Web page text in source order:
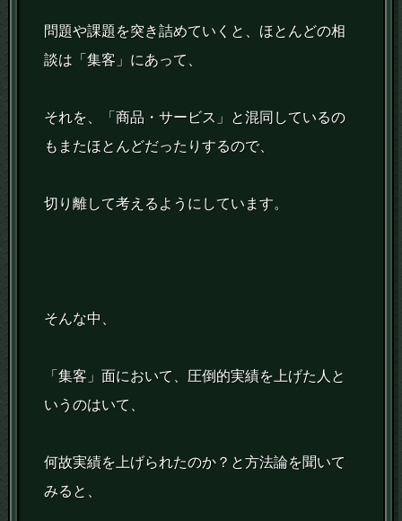
問題や課題を突き詰めていくと、ほとんどの相
談は「集客」にあって、
それを、「商品・サービス」と混同しているの
もまたほとんどだったりするので、
切り離して考えるようにしています。
そんな中、
「集客」面において、圧倒的実績を上げた人と
いうのはいて、
何故実績を上げられたのか？と方法論を聞いて
みると、